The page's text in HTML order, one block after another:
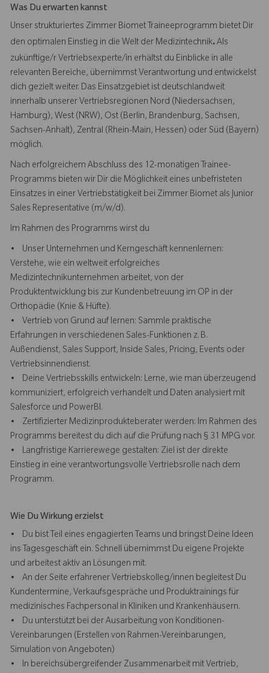
Was Du erwarten kannst
Unser strukturiertes Zimmer Biomet Traineeprogramm bietet Dir
den optimalen Einstieg in die Welt der Medizintechnik.Als
zukünftige/r Vertriebsexperte/in erhältst du Einblicke in alle
relevanten Bereiche, übernimmst Verantwortung und entwickelst
dich gezielt weiter. Das Einsatzgebiet ist deutschlandweit
innerhalb unserer Vertriebsregionen Nord (Niedersachsen,
Hamburg), West (NRW), Ost (Berlin, Brandenburg, Sachsen,
Sachsen-Anhalt), Zentral (Rhein-Main, Hessen) oder Süd (Bayern)
möglich.
Nach erfolgreichem Abschluss des 12-monatigen Trainee-
Programms bieten wir Dir die Möglichkeit eines unbefristeten
Einsatzes in einer Vertriebstätigkeit bei Zimmer Biomet als Junior
Sales Representative (m/w/d).
Im Rahmen des Programms wirst du
• Unser Unternehmen und Kerngeschäft kennenlernen:
Verstehe, wie ein weltweit erfolgreiches
Medizintechnikunternehmen arbeitet, von der
Produktentwicklung bis zur Kundenbetreuung im OP in der
Orthopädie (Knie & Hüfte).
• Vertrieb von Grund auf lernen: Sammle praktische
Erfahrungen in verschiedenen Sales-Funktionen z. B.
Außendienst, Sales Support, Inside Sales, Pricing, Events oder
Vertriebsinnendienst.
• Deine Vertriebsskills entwickeln: Lerne, wie man überzeugend
kommuniziert, erfolgreich verhandelt und Daten analysiert mit
Salesforce und PowerBI.
• Zertifizierter Medizinprodukteberater werden: Im Rahmen des
Programms bereitest du dich auf die Prüfung nach § 31 MPG vor.
• Langfristige Karrierewege gestalten: Ziel ist der direkte
Einstieg in eine verantwortungsvolle Vertriebsrolle nach dem
Programm.
Wie Du Wirkung erzielst
• Du bist Teil eines engagierten Teams und bringst Deine Ideen
ins Tagesgeschäft ein. Schnell übernimmst Du eigene Projekte
und arbeitest aktiv an Lösungen mit.
• An der Seite erfahrener Vertriebskolleg/innen begleitest Du
Kundentermine, Verkaufsgespräche und Produktrainings für
medizinisches Fachpersonal in Kliniken und Krankenhäusern.
• Du unterstützt bei der Ausarbeitung von Konditionen-
Vereinbarungen (Erstellen von Rahmen-Vereinbarungen,
Simulation von Angeboten)
• In bereichsübergreifender Zusammenarbeit mit Vertrieb,